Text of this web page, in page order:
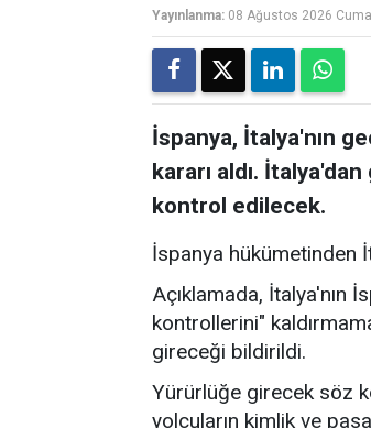
Yayınlanma: 08 Ağustos 2026
İspanya, İtalya'nın
kararı aldı.
kontrol edilecek.
İspanya hükümetinden
Açıklamada, İtalya'nın
kontrollerini"
gireceği bildirildi.
Yürürlüğe girecek söz
yolcuların kimlik ve